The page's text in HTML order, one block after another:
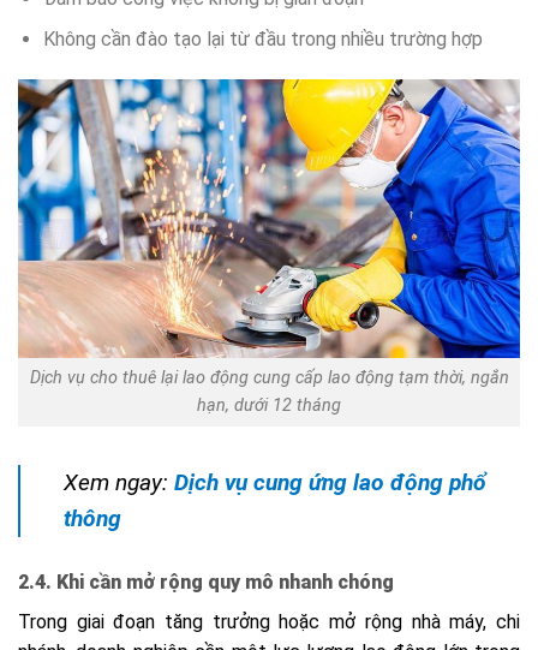
Không cần đào tạo lại từ đầu trong nhiều trường hợp
Dịch vụ cho thuê lại lao động cung cấp lao động tạm thời, ngắn
hạn, dưới 12 tháng
Xem ngay: Dịch vụ cung ứng lao động phổ
thông
2.4. Khi cần mở rộng quy mô nhanh chóng
Trong giai đoạn tăng trưởng hoặc mở rộng nhà máy, chi